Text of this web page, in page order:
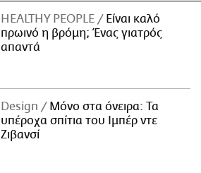
HEALTHY PEOPLE
Είναι καλό
πρωινό η βρόμη; Ένας γιατρός
απαντά
Design
Μόνο στα όνειρα: Τα
υπέροχα σπίτια του Ιμπέρ ντε
Ζιβανσί